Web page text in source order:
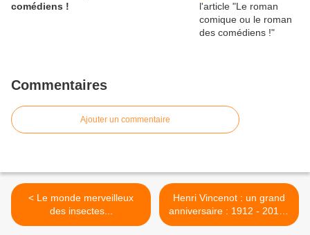
comédiens !
Commentaires
Ajouter un commentaire
< Le monde merveilleux
des insectes...
Henri Vincenot : un grand
anniversaire : 1912 - 2012 !
>